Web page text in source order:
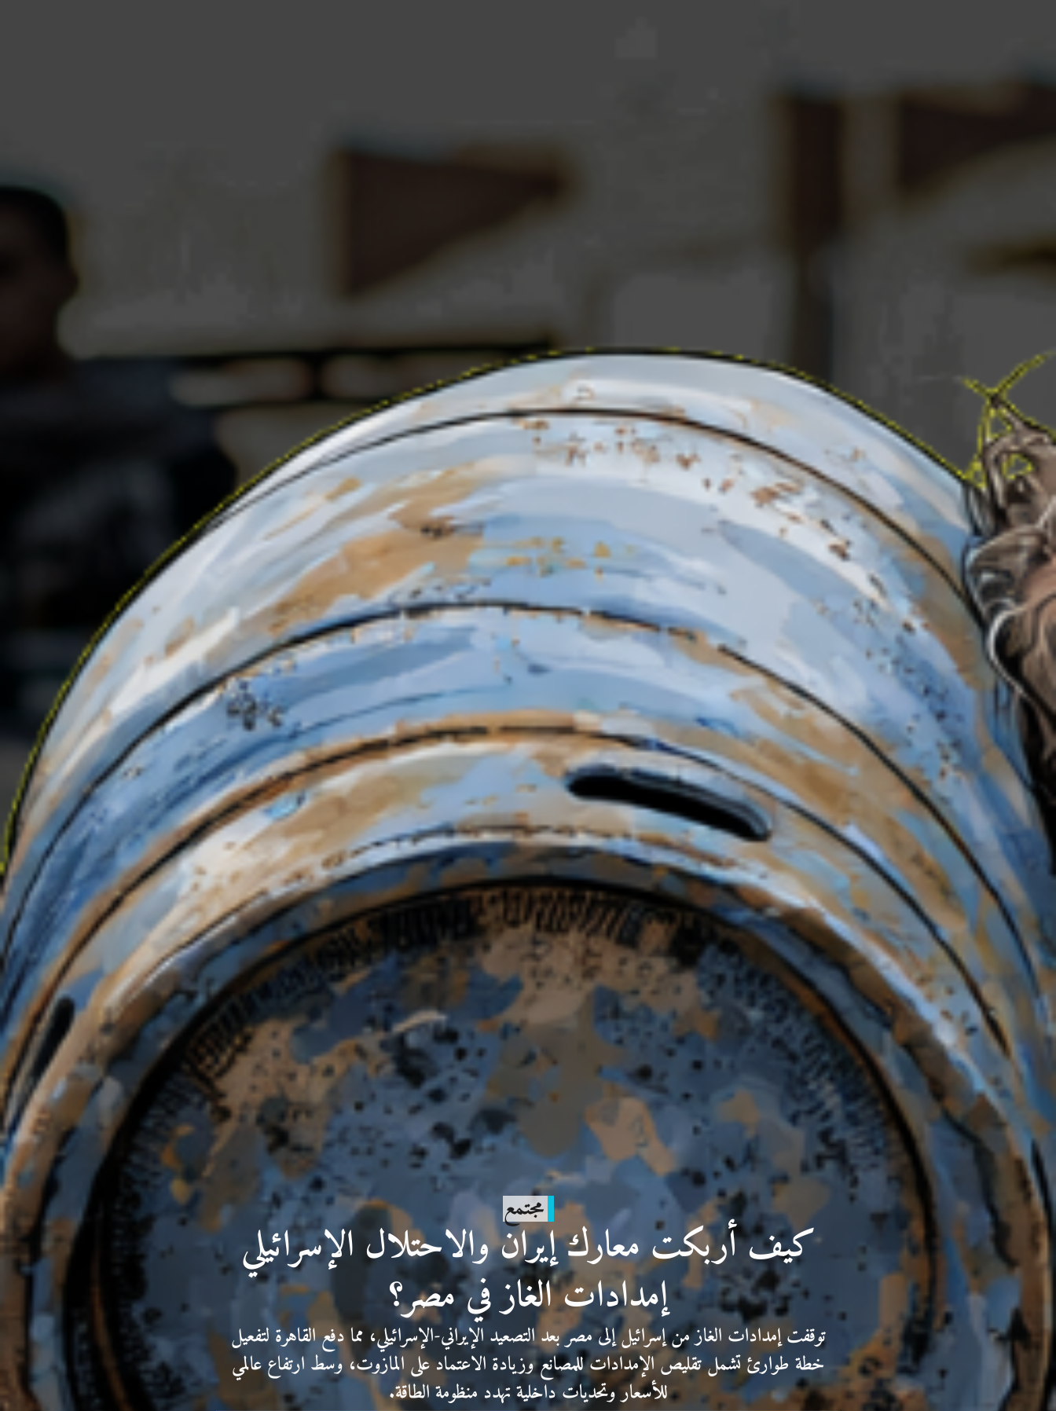
مجتمع
كيف أربكت معارك إيران والاحتلال الإسرائيلي
إمدادات الغاز في مصر؟
توقفت إمدادات الغاز من إسرائيل إلى مصر بعد التصعيد الإيراني-الإسرائيلي، مما دفع القاهرة لتفعيل
خطة طوارئ تشمل تقليص الإمدادات للمصانع وزيادة الاعتماد على المازوت، وسط ارتفاع عالمي
للأسعار وتحديات داخلية تهدد منظومة الطاقة.